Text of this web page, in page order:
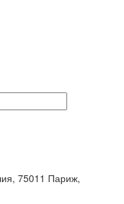
75011 Париж,